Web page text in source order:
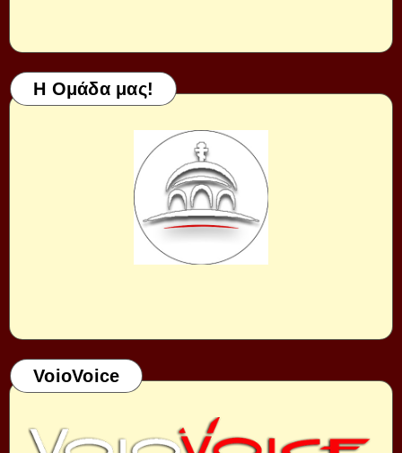
Η Ομάδα μας!
VoioVoice